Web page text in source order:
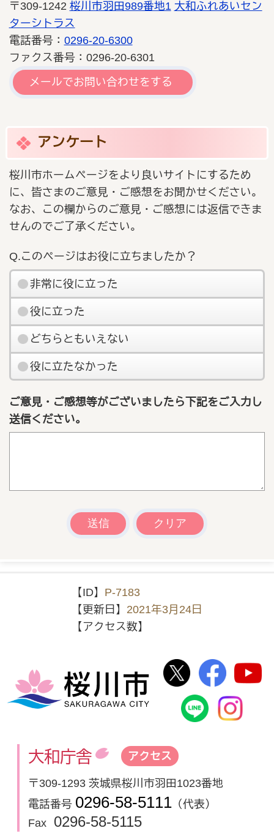
〒309-1242 桜川市羽田989番地1 大和ふれあいセン
ターシトラス
電話番号： 0296-20-6300
ファクス番号：0296-20-6301
メールでお問い合わせをする
アンケート
桜川市ホームページをより良いサイトにするため
に、皆さまのご意見・ご感想をお聞かせください。
なお、この欄からのご意見・ご感想には返信できま
せんのでご了承ください。
Q.このページはお役に立ちましたか？
非常に役に立った
役に立った
どちらともいえない
役に立たなかった
ご意見・ご感想等がございましたら下記をご入力し
送信ください。
【ID】 P-7183
【更新日】 2021年3月24日
【アクセス数】
桜川市
桜川市公式
桜川
桜川市公
大和庁舎 アクセス
〒309-1293 茨城県桜川市羽田1023番地
電話番号 0296-58-5111 （代表）
Fax
0296-58-5115